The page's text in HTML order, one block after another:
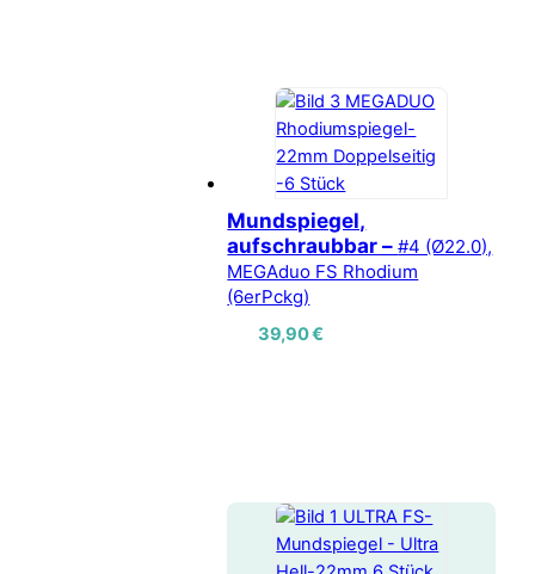
Mundspiegel,
aufschraubbar –#4 (Ø22.0),
MEGAduo FS Rhodium
(6erPckg)
39,90€